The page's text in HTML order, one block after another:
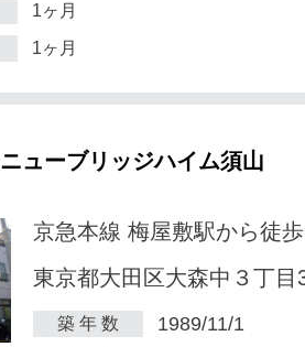
1ヶ月
1ヶ月
ニューブリッジハイム須山
京急本線 梅屋敷駅から徒
東京都大田区大森中３丁目
築 年 数 1989/11/1